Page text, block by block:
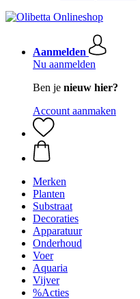
Aanmelden
Nu aanmelden
Ben je nieuw hier?
Account aanmaken
Merken
Planten
Substraat
Decoraties
Apparatuur
Onderhoud
Voer
Aquaria
Vijver
%Acties